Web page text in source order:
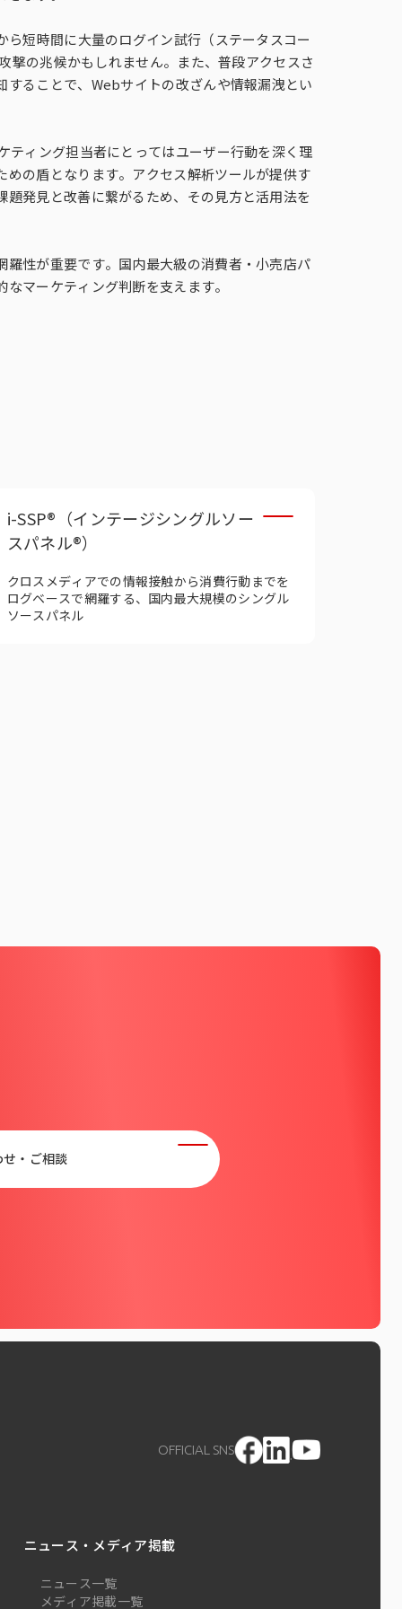
短時間に大量のログイン試行（ステータスコー
撃の兆候かもしれません。また、普段アクセスさ
ることで、Webサイトの改ざんや情報漏洩とい
ィング担当者にとってはユーザー行動を深く理
の盾となります。アクセス解析ツールが提供す
発見と改善に繋がるため、その見方と活用法を
性が重要です。国内最大級の消費者・小売店パ
マーケティング判断を支えます。
i-SSP®（インテージシングルソー
スパネル®）
クロスメディアでの情報接触から消費行動までを
ログベースで網羅する、国内最大規模のシングル
ソースパネル
・ご相談
OFFICIAL SNS
ニュース・メディア掲載
ニュース一覧
メディア掲載一覧